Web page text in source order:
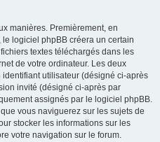
manières. Premièrement, en
logiciel phpBB créera un certain
textes téléchargés dans les
de votre ordinateur. Les deux
utilisateur (désigné ci-après
invité (désigné ci-après par
assignés par le logiciel phpBB.
vous naviguerez sur les sujets de
stocker les informations sur les
votre navigation sur le forum.